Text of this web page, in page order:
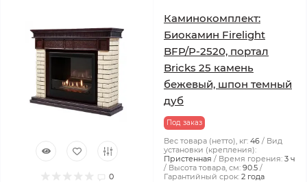
0
Каминокомплект:
Биокамин Firelight
BFP/P-2520, портал
Bricks 25 камень
бежевый, шпон темный
дуб
Под заказ
Вес товара (нетто), кг: 46
Вид
установки (крепления):
Пристенная
Время горения: 3 ч
Высота товара, см: 90.5
Гарантийный срок: 2 года